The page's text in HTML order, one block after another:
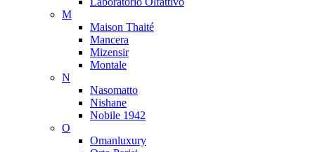
M
Maison Thaité
Mancera
Mizensir
Montale
N
Nasomatto
Nishane
Nobile 1942
O
Omanluxury